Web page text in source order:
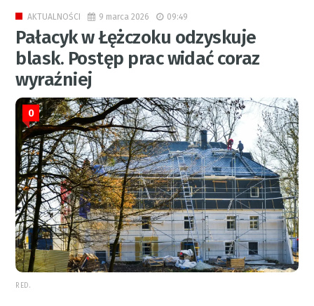
AKTUALNOŚCI 9 marca 2026 09:49
Pałacyk w Łężczoku odzyskuje
blask. Postęp prac widać coraz
wyraźniej
0
RED.